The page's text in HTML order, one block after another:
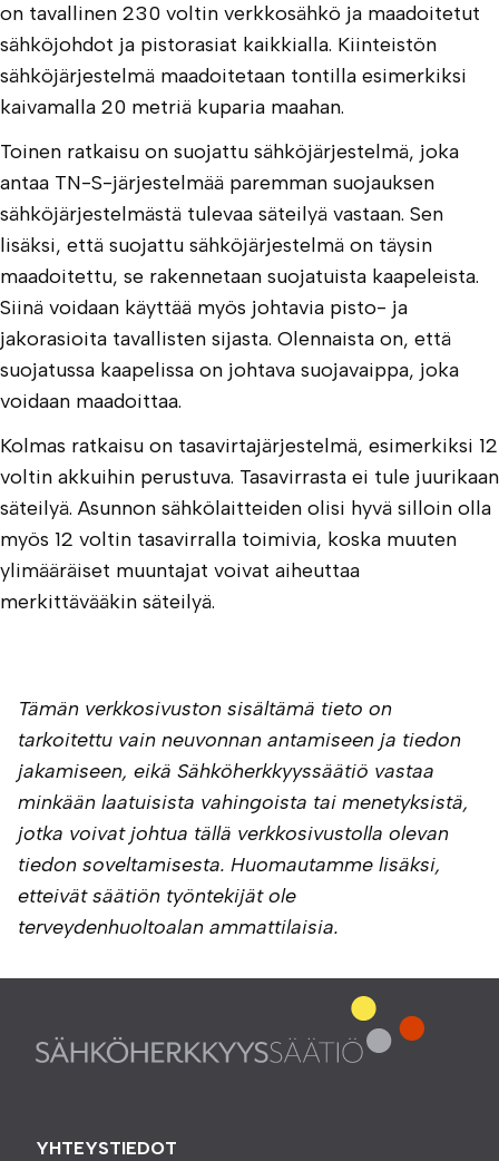
on tavallinen 230 voltin verkkosähkö ja maadoitetut
sähköjohdot ja pistorasiat kaikkialla. Kiinteistön
sähköjärjestelmä maadoitetaan tontilla esimerkiksi
kaivamalla 20 metriä kuparia maahan.
Toinen ratkaisu on suojattu sähköjärjestelmä, joka
antaa TN-S-järjestelmää paremman suojauksen
sähköjärjestelmästä tulevaa säteilyä vastaan. Sen
lisäksi, että suojattu sähköjärjestelmä on täysin
maadoitettu, se rakennetaan suojatuista kaapeleista.
Siinä voidaan käyttää myös johtavia pisto- ja
jakorasioita tavallisten sijasta. Olennaista on, että
suojatussa kaapelissa on johtava suojavaippa, joka
voidaan maadoittaa.
Kolmas ratkaisu on tasavirtajärjestelmä, esimerkiksi 12
voltin akkuihin perustuva. Tasavirrasta ei tule juurikaan
säteilyä. Asunnon sähkölaitteiden olisi hyvä silloin olla
myös 12 voltin tasavirralla toimivia, koska muuten
ylimääräiset muuntajat voivat aiheuttaa
merkittävääkin säteilyä.
Tämän verkkosivuston sisältämä tieto on
tarkoitettu vain neuvonnan antamiseen ja tiedon
jakamiseen, eikä Sähköherkkyyssäätiö vastaa
minkään laatuisista vahingoista tai menetyksistä,
jotka voivat johtua tällä verkkosivustolla olevan
tiedon soveltamisesta. Huomautamme lisäksi,
etteivät säätiön työntekijät ole
terveydenhuoltoalan ammattilaisia.
YHTEYSTIEDOT